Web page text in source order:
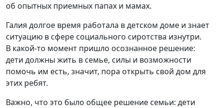
об опытных приемных папах и мамах.
Галия долгое время работала в детском доме и знает
ситуацию в сфере социального сиротства изнутри.
В какой-то момент пришло осознанное решение:
дети должны жить в семье, силы и возможности
помочь им есть, значит, пора открыть свой дом для
этих ребят.
Важно, что это было общее решение семьи: дети